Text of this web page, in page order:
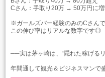
Cさん：手取り20万 → 50万円に
※ガールズバー経験のみのCさん
この伸び率はリアルな数字です◎
──実は茅ヶ崎は、“隠れた稼げる
年間通して観光＆ビジネスマンで